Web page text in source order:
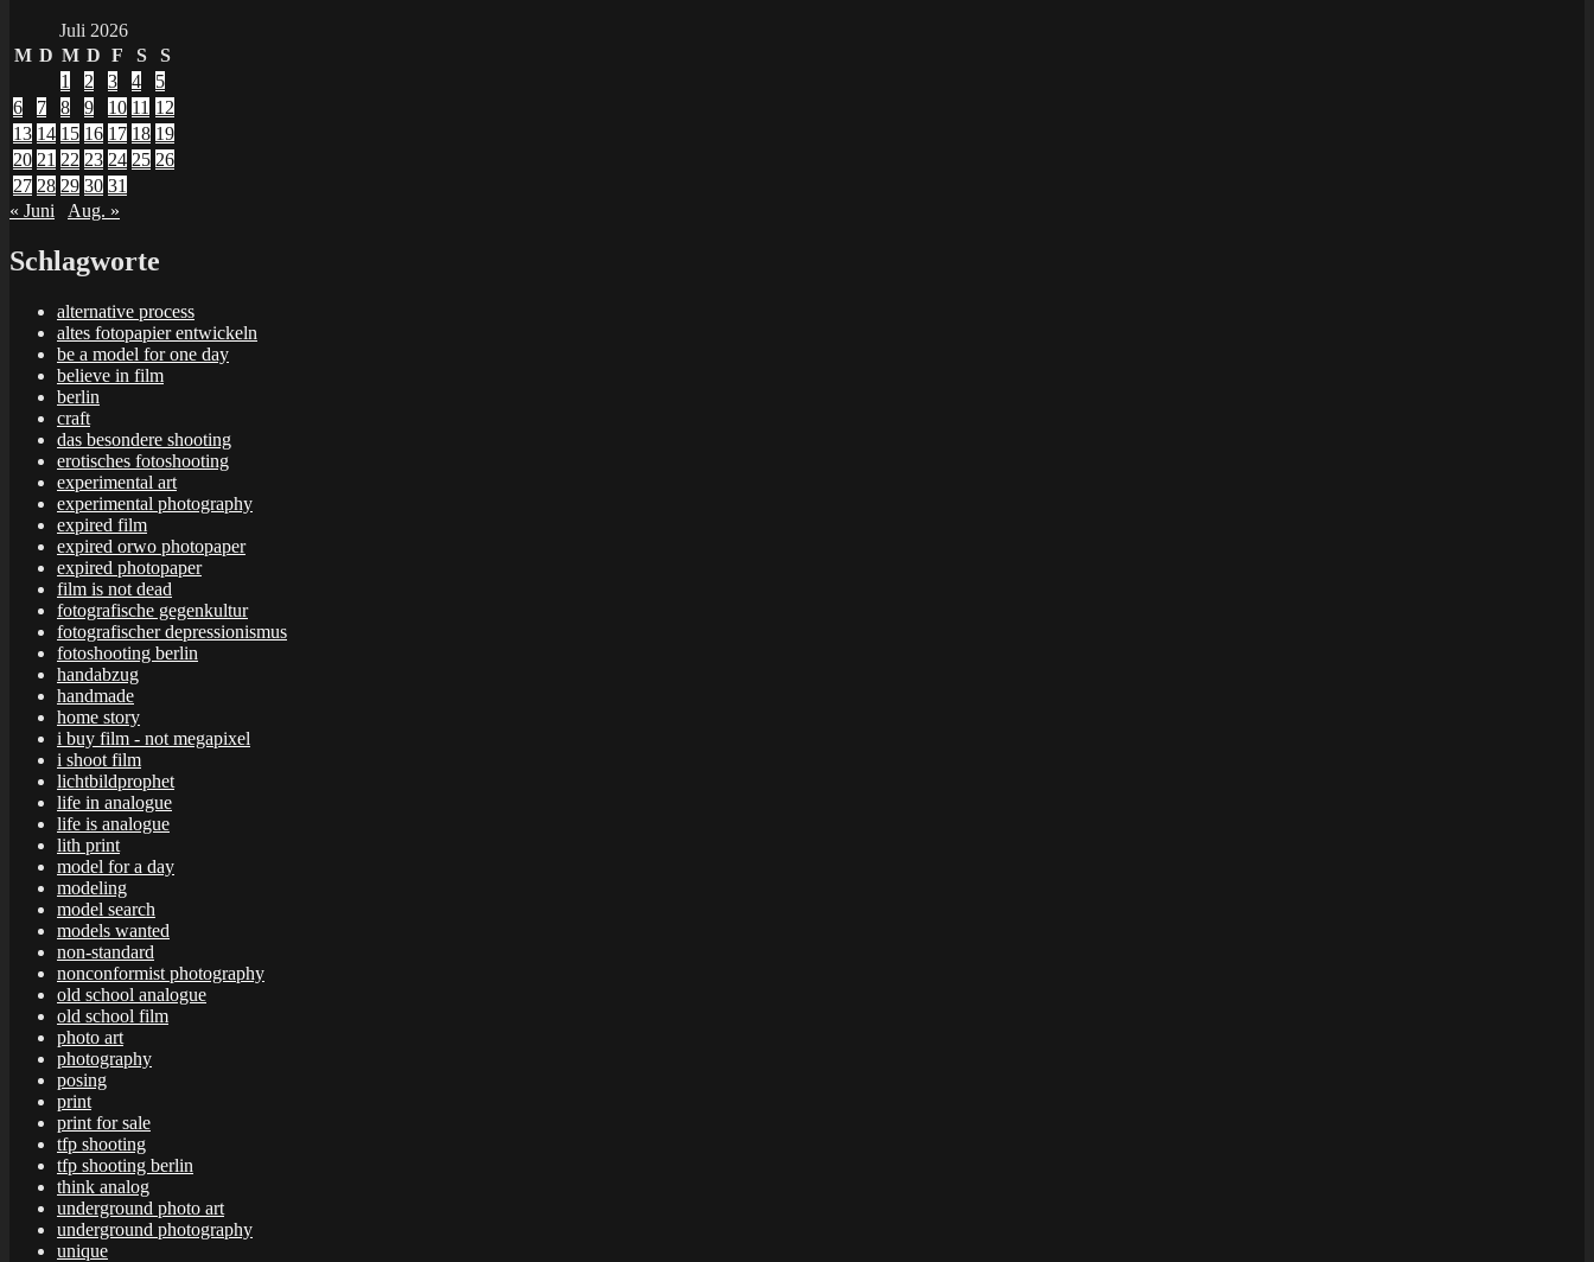
Juli 2026
M D M D F S
S
1
2 3 4
5
6
7 8 9 10 11 12
13 14 15 16 17 18 19
20 21 22 23 24 25 26
27 28 29 30 31
« Juni
Aug. »
Schlagworte
alternative process
altes fotopapier entwickeln
be a model for one day
believe in film
berlin
craft
das besondere shooting
erotisches fotoshooting
experimental art
experimental photography
expired film
expired orwo photopaper
expired photopaper
film is not dead
fotografische gegenkultur
fotografischer depressionismus
fotoshooting berlin
handabzug
handmade
home story
i buy film - not megapixel
i shoot film
lichtbildprophet
life in analogue
life is analogue
lith print
model for a day
modeling
model search
models wanted
non-standard
nonconformist photography
old school analogue
old school film
photo art
photography
posing
print
print for sale
tfp shooting
tfp shooting berlin
think analog
underground photo art
underground photography
unique